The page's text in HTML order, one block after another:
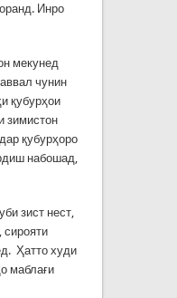
Инро
мекунед
чунин
қубурҳои
зимистон
қубурҳоро
набошад,
зист нест,
сирояти
Ҳатто худи
маблағи